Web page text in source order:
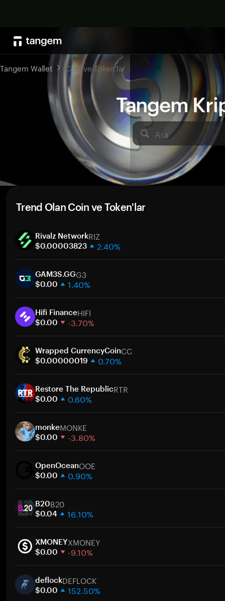
Tangem
Ara
Tangem Wallet Coin ve Token'lar
Trend Olan Coin ve Token'lar
Rivalz NetworkRIZ
$0.00003823 2.40%
30 gün
Piyasa değeri
GAM3S.GGG3
$0.00 1.40%
30 gün
Piyasa değeri
Hifi FinanceHIFI
$0.00 -3.70%
30 gün
Piyasa değeri
Wrapped CurrencyCoinCC
$0.00000019 0.70%
30 gün
Piyasa değeri
Restore The RepublicRTR
$0.00 0.60%
30 gün
Piyasa değeri
monkeMONKE
$0.00 -3.80%
30 gün
Piyasa değeri
OpenOceanOOE
$0.00 0.90%
30 gün
Piyasa değeri
B20B20
$0.04 16.10%
30 gün
Piyasa değeri
XMONEYXMONEY
$0.00 -9.10%
30 gün
Piyasa değeri
deflockDEFLOCK
$0.00 152.50%